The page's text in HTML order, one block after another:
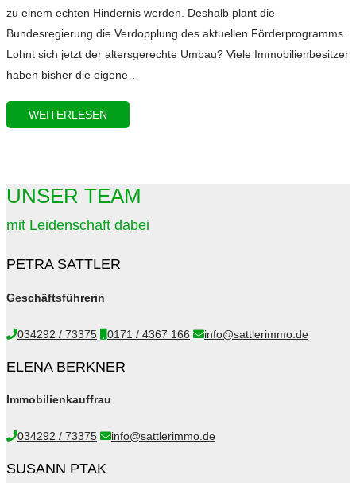
zu einem echten Hindernis werden. Deshalb plant die
Bundesregierung die Verdopplung des aktuellen Förderprogramms.
Lohnt sich jetzt der altersgerechte Umbau? Viele Immobilienbesitzer
haben bisher die eigene…
WEITERLESEN
UNSER TEAM
mit Leidenschaft dabei
PETRA SATTLER
Geschäftsführerin
034292 / 73375 0171 / 4367 166 info@sattlerimmo.de
ELENA BERKNER
Immobilienkauffrau
034292 / 73375 info@sattlerimmo.de
SUSANN PTAK